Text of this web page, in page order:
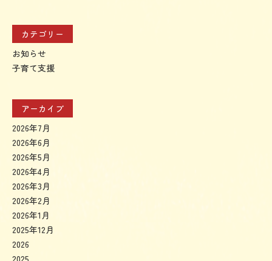
カテゴリー
お知らせ
子育て支援
アーカイブ
2026年7月
2026年6月
2026年5月
2026年4月
2026年3月
2026年2月
2026年1月
2025年12月
2026
2025